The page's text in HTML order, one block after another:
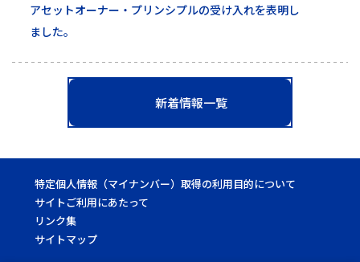
アセットオーナー・プリンシプルの受け入れを表明し
ました。
新着情報一覧
特定個人情報（マイナンバー）取得の利用目的について
サイトご利用にあたって
リンク集
サイトマップ